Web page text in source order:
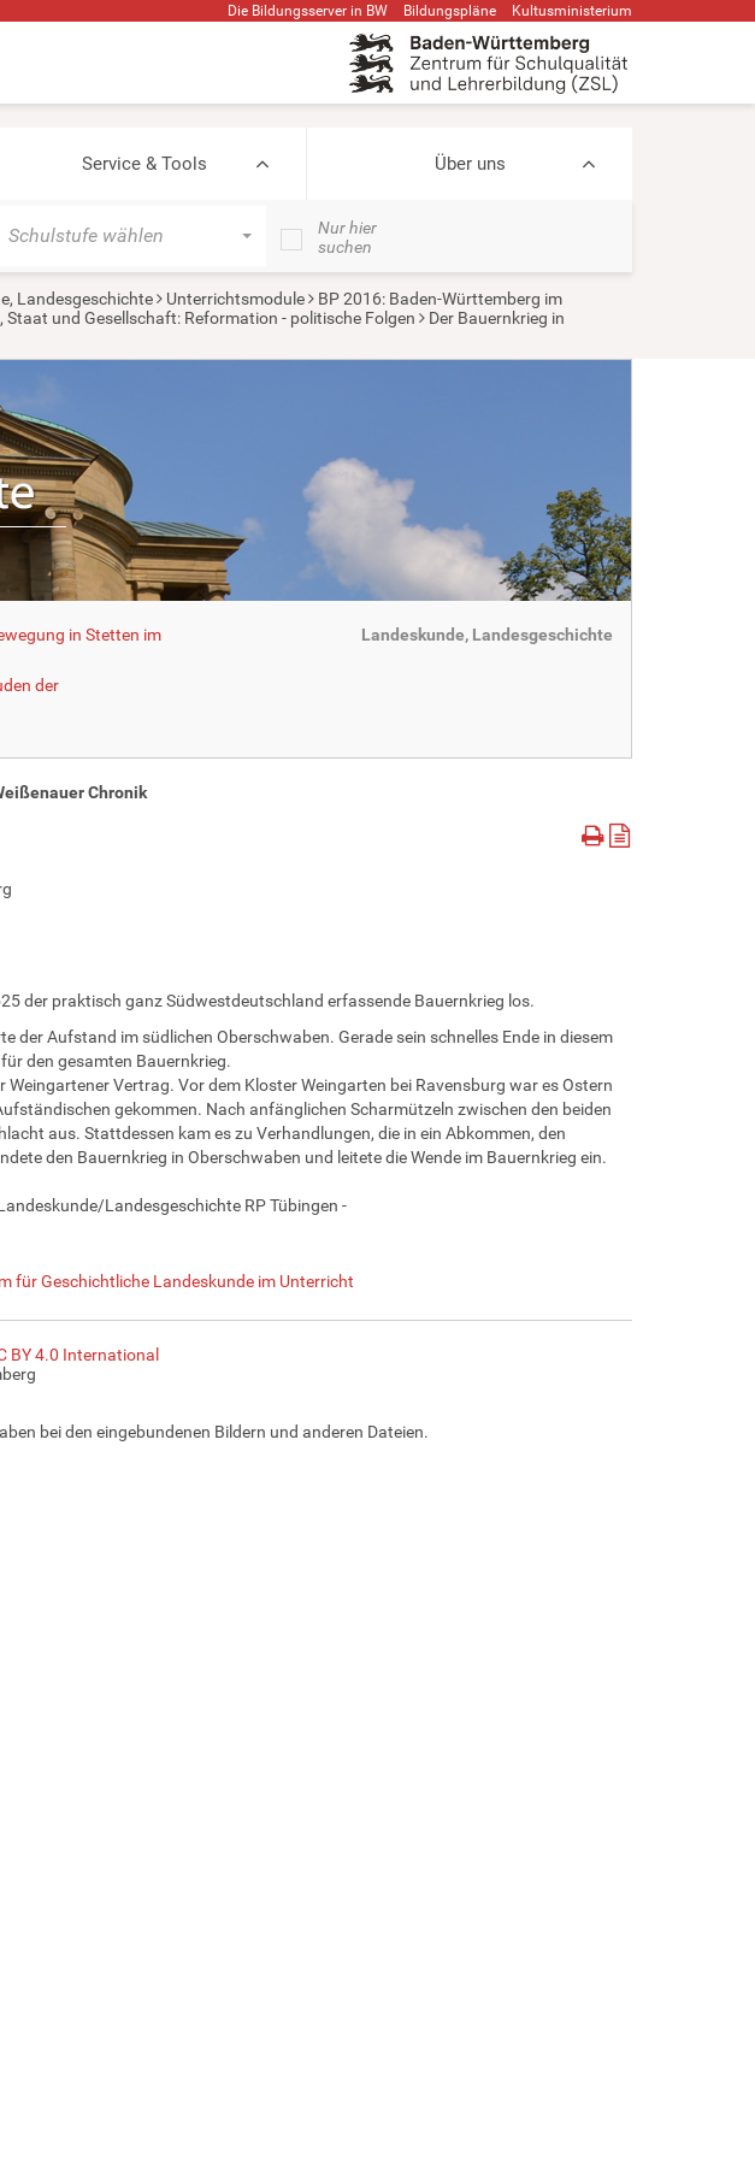
Die Bildungsserver in BW Bildungspläne Kultusministerium
Service & Tools Über uns
Schulstufe wählen
Nur hier
suchen
Landesgeschichte Unterrichtsmodule
BP 2016: Baden-Württemberg im
Staat und Gesellschaft: Reformation - politische Folgen
Der Bauernkrieg in
in Stetten im
der
Landeskunde, Landesgeschichte
Chronik
der praktisch ganz Südwestdeutschland erfassende Bauernkrieg los.
der Aufstand im südlichen Oberschwaben. Gerade sein schnelles Ende in diesem
den gesamten Bauernkrieg.
Vertrag. Vor dem Kloster Weingarten bei Ravensburg war es Ostern
gekommen. Nach anfänglichen Scharmützeln zwischen den beiden
aus. Stattdessen kam es zu Verhandlungen, die in ein Abkommen, den
den Bauernkrieg in Oberschwaben und leitete die Wende im Bauernkrieg ein.
Landesgeschichte RP Tübingen -
für Geschichtliche Landeskunde im Unterricht
BY 4.0 International
bei den eingebundenen Bildern und anderen Dateien.